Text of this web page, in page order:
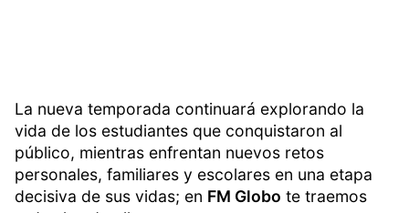
La nueva temporada continuará explorando la
vida de los estudiantes que conquistaron al
público, mientras enfrentan nuevos retos
personales, familiares y escolares en una etapa
decisiva de sus vidas; en FM Globo te traemos